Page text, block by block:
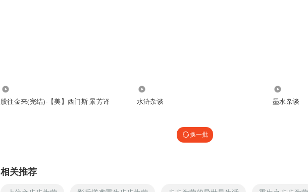
股往金来(完结)-【美】西门斯 景芳译 水浒杂谈 墨水杂谈
换一批
相关推荐